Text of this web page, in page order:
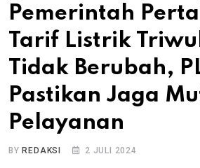
Pemerintah
Tarif Listrik
Tidak Berubah,
Pastikan Jaga
Pelayanan
BY REDAKSI 2 JULI 2024